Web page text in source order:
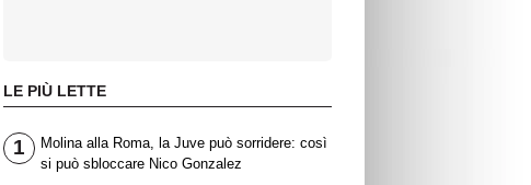
LE PIÙ LETTE
1
Molina alla Roma, la Juve può sorridere: così
si può sbloccare Nico Gonzalez